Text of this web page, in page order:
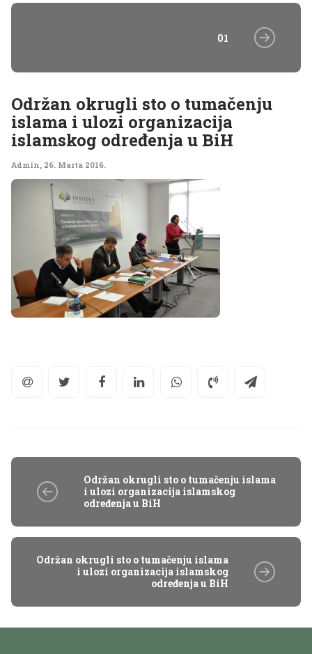
01
Održan okrugli sto o tumačenju
islama i ulozi organizacija
islamskog određenja u BiH
Admin, 26. Marta 2016.
Održan okrugli sto o tumačenju islama
i ulozi organizacija islamskog
određenja u BiH
Održan okrugli sto o tumačenju islama
i ulozi organizacija islamskog
određenja u BiH